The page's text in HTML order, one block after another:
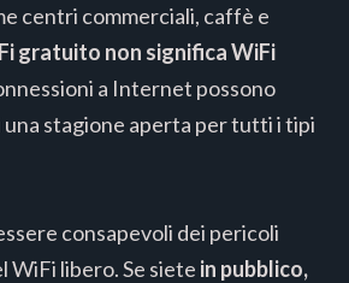
centri commerciali, caffè e
gratuito non significa WiFi
a Internet possono
una stagione aperta per tutti i tipi
consapevoli dei pericoli
WiFi libero. Se siete in pubblico,